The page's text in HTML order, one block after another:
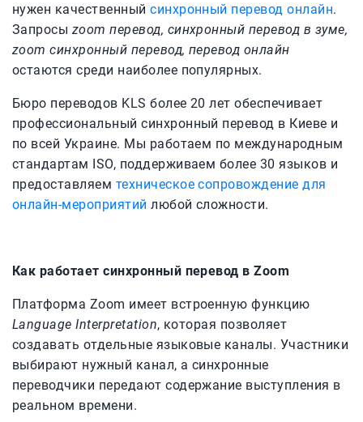
нужен качественныйсинхронный перевод онлайн.
Запросы zoom перевод, синхронный перевод в зуме,
zoom синхронный перевод, перевод онлайн
остаются среди наиболее популярных.
Бюро переводов KLS более 20 лет обеспечивает
профессиональный синхронный перевод в Киеве и
по всей Украине. Мы работаем по международным
стандартам ISO, поддерживаем более 30 языков и
предоставляем техническое сопровождение для
онлайн-мероприятийлюбой сложности.
Как работает синхронный перевод в Zoom
Платформа Zoom имеет встроенную функцию
Language Interpretation, которая позволяет
создавать отдельные языковые каналы. Участники
выбирают нужный канал, а синхронные
переводчики передают содержание выступления в
реальном времени.